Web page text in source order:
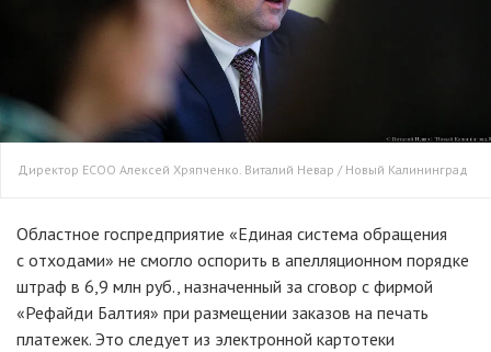
Директор ЕСОО Алексей Хряпченко. Виталий Невар / Новый Калининград
Областное госпредприятие «Единая система обращения
с отходами» не смогло оспорить в апелляционном порядке
штраф в 6,9 млн руб., назначенный за сговор с фирмой
«Рефайди Балтия» при размещении заказов на печать
платежек. Это следует из электронной картотеки